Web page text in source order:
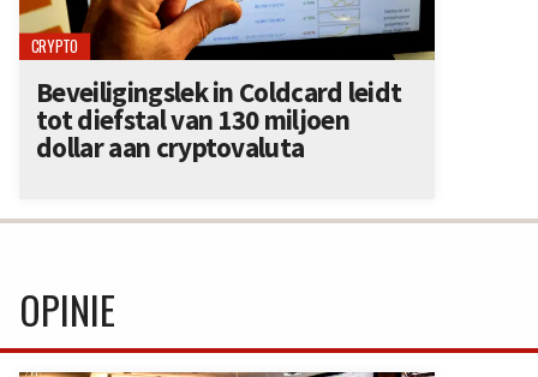
CRYPTO
Beveiligingslek in Coldcard leidt
tot diefstal van 130 miljoen
dollar aan cryptovaluta
OPINIE